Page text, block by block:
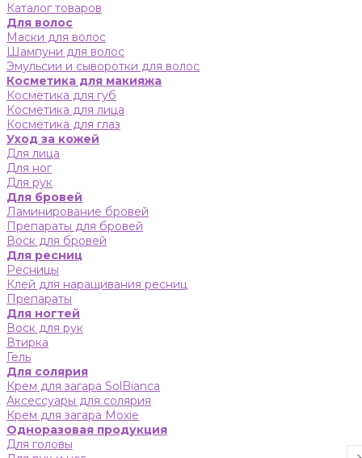
Каталог товаров
Для волос
Маски для волос
Шампуни для волос
Эмульсии и сыворотки для волос
Косметика для макияжа
Косметика для губ
Косметика для лица
Косметика для глаз
Уход за кожей
Для лица
Для ног
Для рук
Для бровей
Ламинирование бровей
Препараты для бровей
Воск для бровей
Для ресниц
Ресницы
Клей для наращивания ресниц
Препараты
Для ногтей
Воск для рук
Втирка
Гель
Для солярия
Крем для загара SolBianca
Аксессуары для солярия
Крем для загара Moxie
Одноразовая продукция
Для головы